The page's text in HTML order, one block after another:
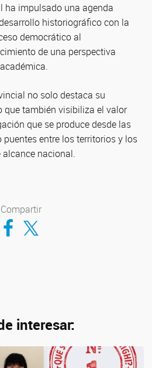
ha impulsado una agenda
historiográfico con la
democrático al
de una perspectiva
no solo destaca su
que también visibiliza el valor
que se produce desde las
entre los territorios y los
nacional.
Compartir
Compartir en Facebook
Compartir en Twitter
interesar: